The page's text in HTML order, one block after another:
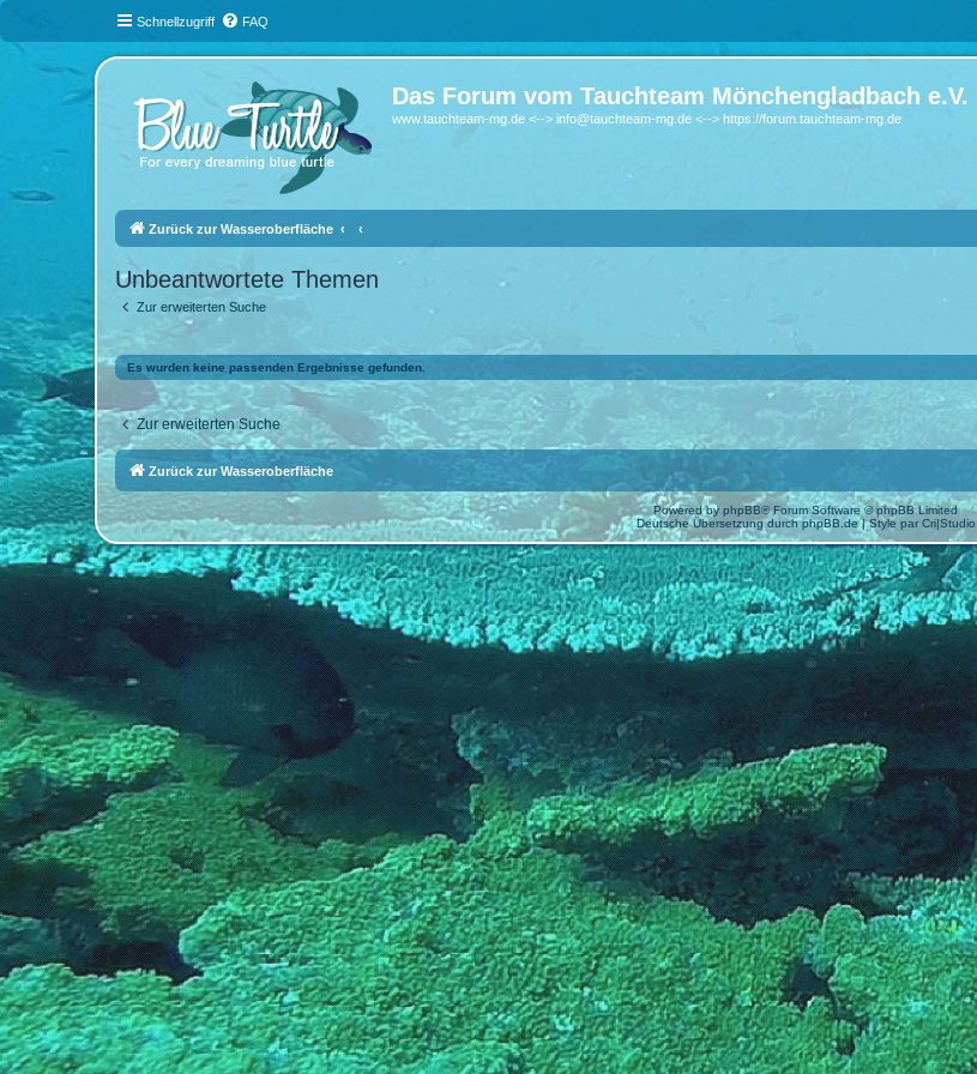
Schnellzugriff FAQ
Das Forum vom Tauchteam Mönchengladbach e.V.
www.tauchteam-mg.de <--> info@tauchteam-mg.de <--> https://forum.tauchteam-mg.de
Zurück zur Wasseroberfläche
Unbeantwortete Themen
Zur erweiterten Suche
Es wurden keine passenden Ergebnisse gefunden.
Zur erweiterten Suche
Zurück zur Wasseroberfläche
Powered by phpBB® Forum Software © phpBB Limited
Deutsche Übersetzung durchphpBB.de| Style par Cri|Studio